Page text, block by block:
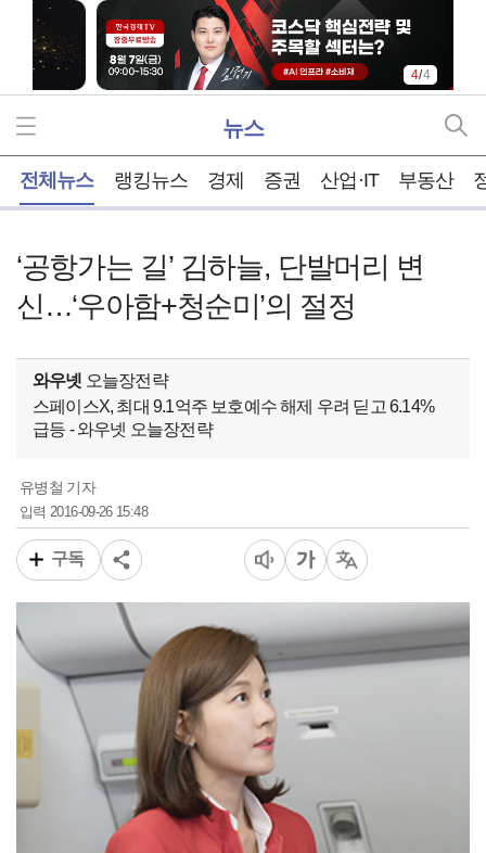
4/4
뉴스
전체뉴스 랭킹뉴스 경제 증권 산업·IT 부동산
‘공항가는 길’ 김하늘, 단발머리 변
신…‘우아함+청순미’의 절정
와우넷 오늘장전략
스페이스X, 최대 9.1억주 보호예수 해제 우려 딛고 6.14%
급등 - 와우넷 오늘장전략
유병철 기자
입력 2016-09-26 15:48
구독